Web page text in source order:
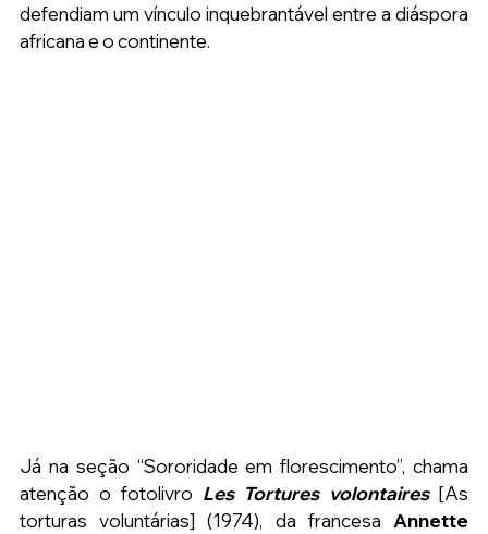
defendiam um vínculo inquebrantável entre a diáspora
africana e o continente.
Já na seção “Sororidade em florescimento”, chama
atenção o fotolivro Les Tortures volontaires [As
torturas voluntárias] (1974), da francesa Annette